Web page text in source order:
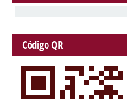
Código QR